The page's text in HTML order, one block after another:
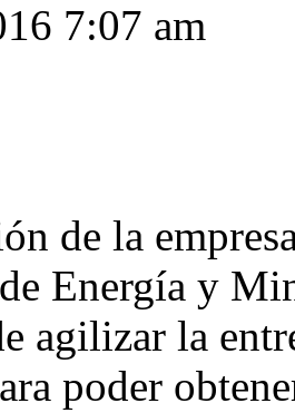
7:07 am
de la
Energía y
agilizar la
poder